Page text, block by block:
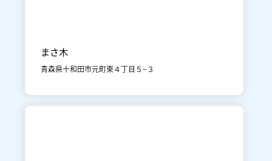
まさ木
青森県十和田市元町東４丁目５−３